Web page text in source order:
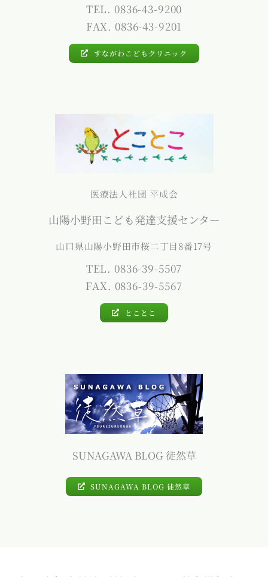
TEL. 0836-43-9200
FAX. 0836-43-9201
すながわこどもクリニック
医療法人社団 平成会
山陽小野田こども発達支援センター
山口県山陽小野田市桜二丁目8番17号
TEL. 0836-39-5507
FAX. 0836-39-5567
とことこ
SUNAGAWA BLOG 徒然草
SUNAGAWA BLOG 徒然草